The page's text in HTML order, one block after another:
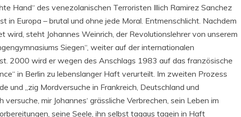
Hand“ des venezolanischen Terroristen Illich Ramirez Sanchez
in Europa – brutal und ohne jede Moral. Entmenschlicht. Nachdem
wird, steht Johannes Weinrich, der Revolutionslehrer von unserem
Siegen“, weiter auf der internationalen
2000 wird er wegen des Anschlags 1983 auf das französische
in Berlin zu lebenslanger Haft verurteilt. Im zweiten Prozess
und „zig Mordversuche in Frankreich, Deutschland und
mir Johannes‘ grässliche Verbrechen, sein Leben im
seine Seele, ihn selbst tagaus tagein in Haft